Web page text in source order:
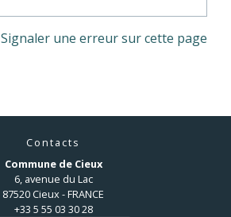
Signaler une erreur sur cette page
Contacts
Commune de Cieux
6, avenue du Lac
87520 Cieux - FRANCE
+33 5 55 03 30 28